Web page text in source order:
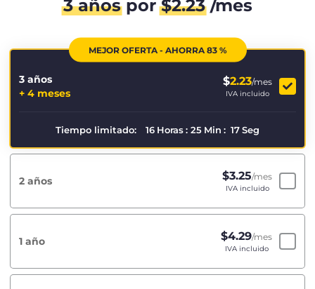
3 añospor$2.23/mes
MEJOR OFERTA - AHORRA 83 %
3 años
+ 4 meses
$2.23/mes
IVA incluido
Tiempo limitado: 16 Horas: 25 Min : 17Seg
2 años $3.25/mes
IVA incluido
1 año $4.29/mes
IVA incluido